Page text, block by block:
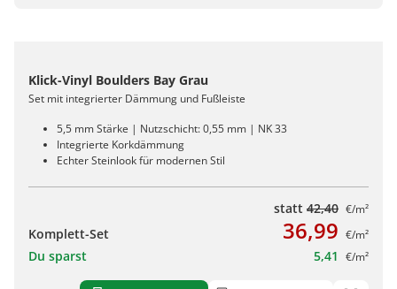
Klick-Vinyl Boulders Bay Grau
Set mit integrierter Dämmung und Fußleiste
5,5 mm Stärke | Nutzschicht: 0,55 mm | NK 33
Integrierte Korkdämmung
Echter Steinlook für modernen Stil
statt 42,40 €/m²
Komplett-Set 36,99 €/m²
Du sparst 5,41 €/m²